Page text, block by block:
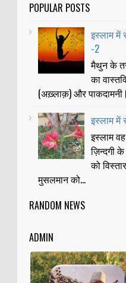
POPULAR POSTS
इस्लाम
-2
मैथुन के
का
(अख़्लाक़) और पाकदामनी
इस्लाम
इस्लाम
ज़िन्दगी
को
मुसलमान को...
RANDOM NEWS
ADMIN